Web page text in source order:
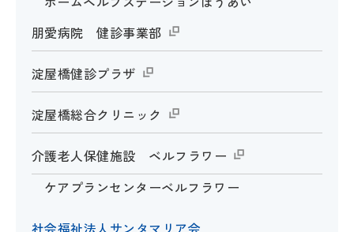
朋愛病院 健診事業部
淀屋橋健診プラザ
淀屋橋総合クリニック
介護老人保健施設 ベルフラワー
ケアプランセンターベルフラワー
社会福祉法人サンタマリア会